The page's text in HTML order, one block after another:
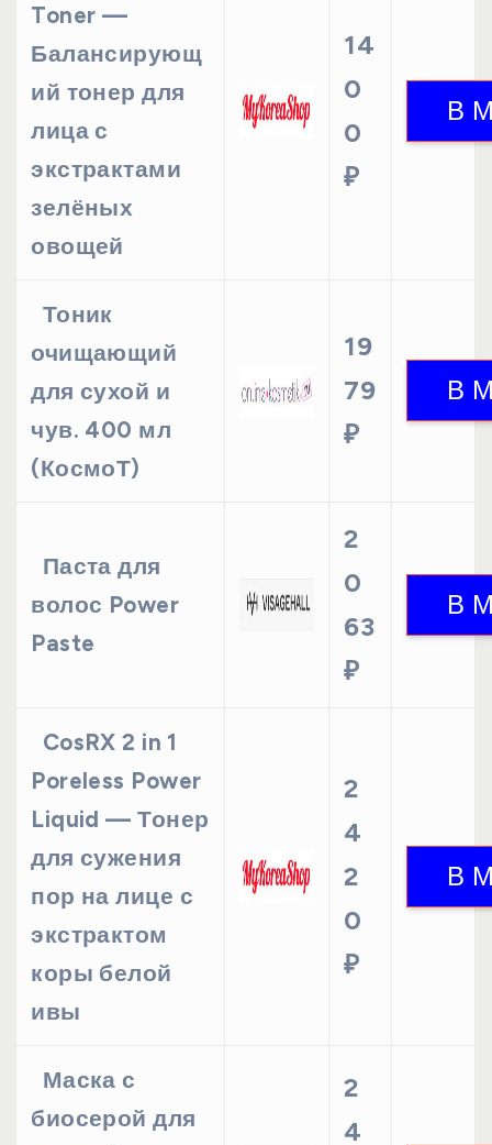
Toner —
Балансирующ
ий тонер для
лица с
экстрактами
зелёных
овощей
14
0
0
₽
Тоник
очищающий
для сухой и
чув. 400 мл
(КосмоТ)
19
79
₽
Паста для
волос Power
Paste
2
0
63
₽
CosRX 2 in 1
Poreless Power
Liquid — Тонер
для сужения
пор на лице с
экстрактом
коры белой
ивы
2
4
2
0
₽
Маска с
биосерой для
2
4